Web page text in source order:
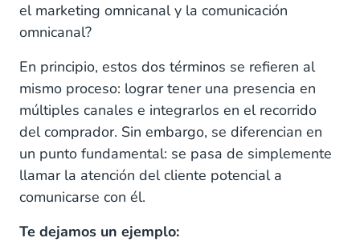
el marketing omnicanal y la comunicación
omnicanal?
En principio, estos dos términos se refieren al
mismo proceso: lograr tener una presencia en
múltiples canales e integrarlos en el recorrido
del comprador. Sin embargo, se diferencian en
un punto fundamental: se pasa de simplemente
llamar la atención del cliente potencial a
comunicarse con él.
Te dejamos un ejemplo: